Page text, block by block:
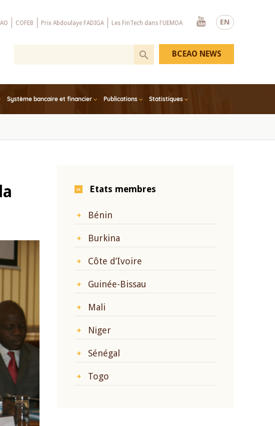
EN
COFEB Prix Abdoulaye FADIGA Les FinTech dans l'UEMOA
Youtube
Système bancaire et financier Publications Statistiques
BCEAO NEWS
Etats membres
Bénin
Burkina
Côte d’Ivoire
Guinée-Bissau
Mali
Niger
Sénégal
Togo